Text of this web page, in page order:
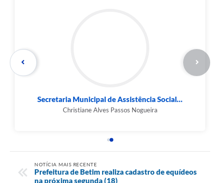
Secretaria Municipal de Assistência Social...
Christiane Alves Passos Nogueira
NOTÍCIA MAIS RECENTE
Prefeitura de Betim realiza cadastro de equídeos
na próxima segunda (18)